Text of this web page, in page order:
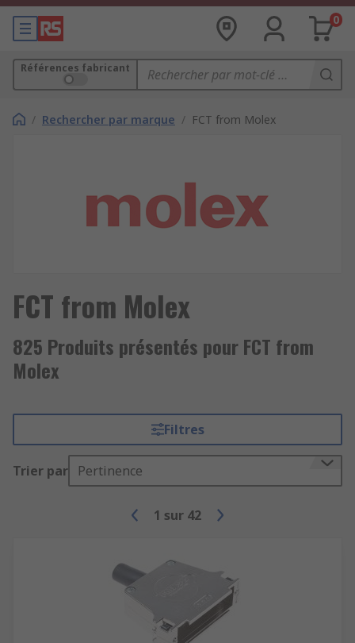
0
Références fabricant
/ Rechercher par marque / FCT from Molex
FCT from Molex
825 Produits présentés pour FCT from
Molex
Filtres
Trier par Pertinence
1 sur 42